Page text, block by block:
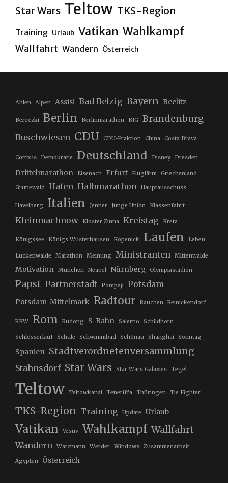
Star Wars Teltow TKS-Region
Training Urlaub Vatikan Wahlkampf
Wallfahrt Wandern Österreich
Ahlen Alpen Assisi Bad Belzig Bayern Beelitz
Bereczki Berlin Berlinmarathon BIG Brandenburg
Buschwiesen CDU CDU-Fraktion China Costa Brava
Cottbus Demokratie Deutschland Disney Dresden
Drittelmarathon Eisenach Erfurt Fluglärm Griechenland
Grunewald Hafen Halbmarathon Hauptausschuss
Havelberg Italien Jenner Junge Union Klassenfahrt
Kleinmachnow Kloster Zinna Kreistag Kreta
Königssee Königs Wusterhausen Köpenick Laufen Leben
Luckenwalde Marathon Meinung Ministranten Mittenwalde
Motivation München Neapel Nürnberg Olympiastadion
Papst Partnerstadt Pompeji Potsdam
Potsdam-Mittelmark Radtour Rauchen Reinickendorf
RKW Rom Rudong S-Bahn Salerno Schildhorn
Schlösserlauf Schule Schwimmbad Schönau Shanghai Sonntag
Spanien Stadtverordnetenversammlung
Stahnsdorf Star Wars Star Wars Galaxies Tegel
Teltow Teltowkanal Teneriffa Thüringen Tie Fighter
TKS-Region Training Update Urlaub
Vatikan Vesuv Wahlkampf Wallfahrt
Wandern Watzmann Werder Windows Zusammenarbeit
Ägypten Österreich